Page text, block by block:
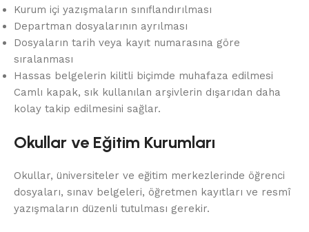
Kurum içi yazışmaların sınıflandırılması
Departman dosyalarının ayrılması
Dosyaların tarih veya kayıt numarasına göre
sıralanması
Hassas belgelerin kilitli biçimde muhafaza edilmesi
Camlı kapak, sık kullanılan arşivlerin dışarıdan daha
kolay takip edilmesini sağlar.
Okullar ve Eğitim Kurumları
Okullar, üniversiteler ve eğitim merkezlerinde öğrenci
dosyaları, sınav belgeleri, öğretmen kayıtları ve resmî
yazışmaların düzenli tutulması gerekir.